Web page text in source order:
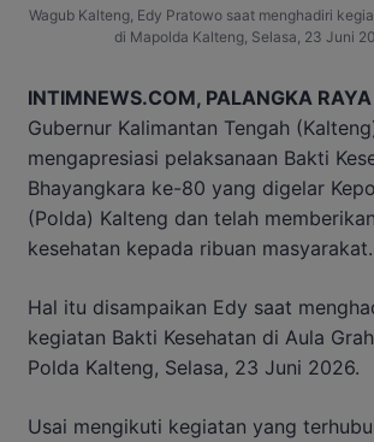
Wagub Kalteng, Edy Pratowo saat menghadiri
di Mapolda Kalteng, Selasa, 23 Juni
INTIMNEWS.COM, PALANGKA RAYA
Gubernur Kalimantan Tengah
mengapresiasi pelaksanaan Bakti
Bhayangkara ke-80 yang digelar
(Polda) Kalteng dan telah
kesehatan kepada ribuan masyarakat.
Hal itu disampaikan Edy saat
kegiatan Bakti Kesehatan di Aula
Polda Kalteng, Selasa, 23 Juni 2026.
Usai mengikuti kegiatan yang